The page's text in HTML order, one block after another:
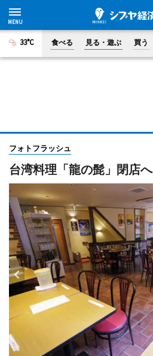
33°C 食べる 見る・遊ぶ 買う
フォトフラッシュ
台湾料理「龍の髭」閉店へ